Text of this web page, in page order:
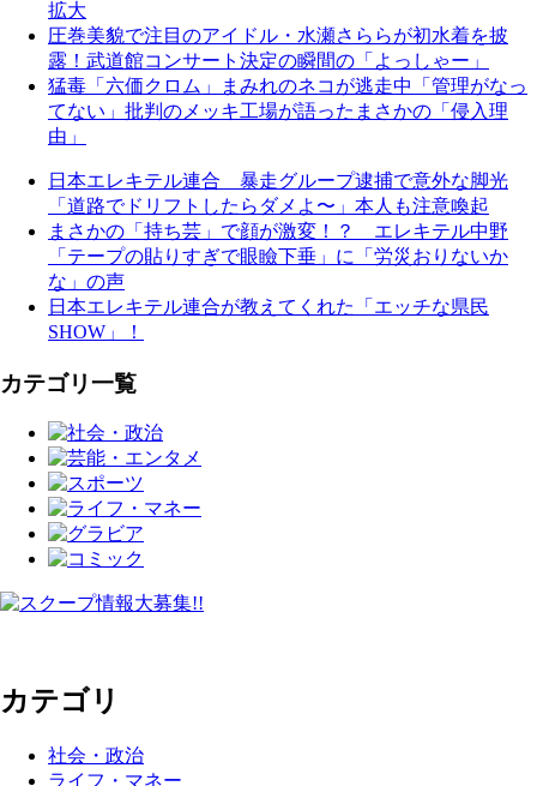
拡大
圧巻美貌で注目のアイドル・水瀬さららが初水着を披
露！武道館コンサート決定の瞬間の「よっしゃー」
猛毒「六価クロム」まみれのネコが逃走中「管理がなっ
てない」批判のメッキ工場が語ったまさかの「侵入理
由」
日本エレキテル連合 暴走グループ逮捕で意外な脚光
「道路でドリフトしたらダメよ〜」本人も注意喚起
まさかの「持ち芸」で顔が激変！？ エレキテル中野
「テープの貼りすぎで眼瞼下垂」に「労災おりないか
な」の声
日本エレキテル連合が教えてくれた「エッチな県民
SHOW」！
カテゴリ一覧
カテゴリ
社会・政治
ライフ・マネー